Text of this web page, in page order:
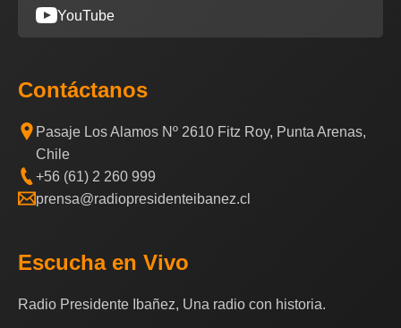
YouTube
Contáctanos
Pasaje Los Alamos Nº 2610 Fitz Roy, Punta Arenas,
Chile
+56 (61) 2 260 999
prensa@radiopresidenteibanez.cl
Escucha en Vivo
Radio Presidente Ibañez, Una radio con historia.